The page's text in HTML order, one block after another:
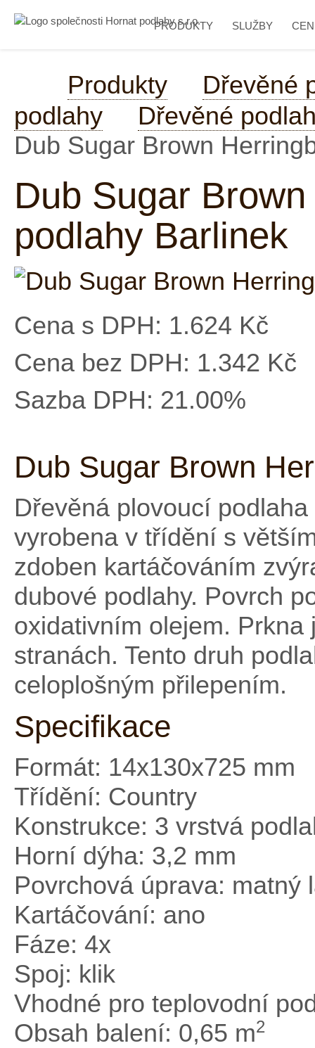
PRODUKTY SLUŽBY
Produkty
Dřevěné
podlahy
Dřevěné
Dub Sugar Brown
Dub Sugar
podlahy Barlinek
Cena s DPH: 1.624 Kč
Cena bez DPH: 1.342 Kč
Sazba DPH: 21.00%
Dub Sugar Brown
Dřevěná plovoucí
vyrobena v třídění s
zdoben kartáčováním
dubové podlahy. Povrch
oxidativním olejem.
stranách. Tento druh
celoplošným přilepením.
Specifikace
Formát: 14x130x725 mm
Třídění: Country
Konstrukce: 3 vrstvá
Horní dýha: 3,2 mm
Povrchová úprava: matný
Kartáčování: ano
Fáze: 4x
Spoj: klik
Vhodné pro teplovodní
Obsah balení: 0,65 m2